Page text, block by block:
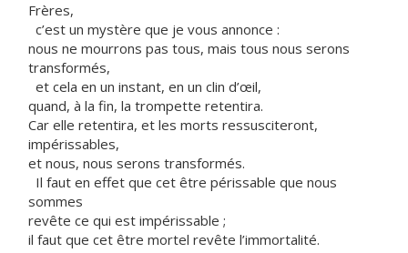
Frères,
c’est un mystère que je vous annonce :
nous ne mourrons pas tous, mais tous nous serons
transformés,
et cela en un instant, en un clin d’œil,
quand, à la fin, la trompette retentira.
Car elle retentira, et les morts ressusciteront,
impérissables,
et nous, nous serons transformés.
Il faut en effet que cet être périssable que nous
sommes
revête ce qui est impérissable ;
il faut que cet être mortel revête l’immortalité.